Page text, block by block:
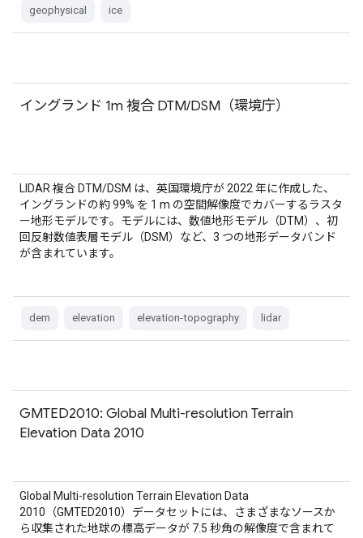
geophysical ice
イングランド 1m 複合 DTM/DSM（環境庁）
LIDAR 複合 DTM/DSM は、英国環境庁が 2022 年に作成した、
イングランドの約 99% を 1 m の空間解像度でカバーするラスタ
ー地形モデルです。モデルには、数値地形モデル（DTM）、初
回反射数値表層モデル（DSM）など、3 つの地形データバンド
が含まれています。
dem elevation elevation-topography lidar
GMTED2010: Global Multi-resolution Terrain
Elevation Data 2010
Global Multi-resolution Terrain Elevation Data
2010（GMTED2010）データセットには、さまざまなソースか
ら収集された地球の標高データが 7.5 秒角の解像度で含まれて